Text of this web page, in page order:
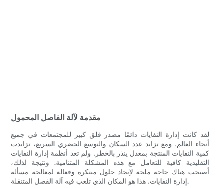
مقدمة لآلة الفاصل المحمول
لقد كانت إدارة النفايات دائمًا مصدر قلق كبير للمجتمعات في جميع
أنحاء العالم. ومع تزايد عدد السكان والتوسع الحضري السريع، تزايدت
كمية النفايات المنتجة بمعدل ينذر بالخطر. ولم تعد أنظمة إدارة النفايات
التقليدية كافية للتعامل مع هذه المشكلة المتنامية. ونتيجة لذلك،
أصبحت هناك حاجة ملحة لإيجاد حلول مبتكرة وفعالة لمعالجة مسألة
إدارة النفايات. هذا هو المكان الذي تلعب فيه آلة الفصل المتنقلة.